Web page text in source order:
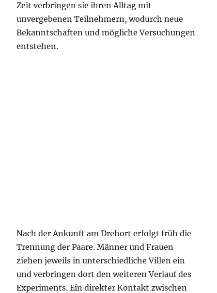
Zeit verbringen sie ihren Alltag mit
unvergebenen Teilnehmern, wodurch neue
Bekanntschaften und mögliche Versuchungen
entstehen.
Nach der Ankunft am Drehort erfolgt früh die
Trennung der Paare. Männer und Frauen
ziehen jeweils in unterschiedliche Villen ein
und verbringen dort den weiteren Verlauf des
Experiments. Ein direkter Kontakt zwischen